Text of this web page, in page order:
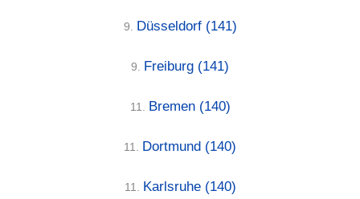
9. Düsseldorf (141)
9. Freiburg (141)
11. Bremen (140)
11. Dortmund (140)
11. Karlsruhe (140)